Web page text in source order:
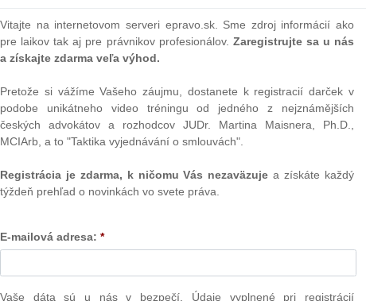
do Nemecka na stavebné
v rámci EU, je čoraz aktuálnejšou témou, ktorá
tomto článku sa venujeme špecifickej situácii –
práce do Nemecka. Pri tomto type vyslania
„všeobecných“ povinnostiach aj ďalšie, špecifické
pre oblasť stavebníctva.
PLz.
na
Vitajte na internetovom serveri epravo.sk. Sme zdroj informácií ako
pre laikov tak aj pre právnikov profesionálov. Zaregistrujte sa u nás
a získajte zdarma veľa výhod.
Pretože si vážíme Vašeho záujmu, dostanete k registracií darček v
podobe unikátneho video tréningu od jedného z nejznámějších
českých advokátov a rozhodcov JUDr. Martina Maisnera, Ph.D.,
MCIArb, a to "Taktika vyjednávání o smlouvách".
Registrácia je zdarma, k ničomu Vás nezaväzuje a získáte každý
týždeň prehľad o novinkách vo svete práva.
E-mailová adresa: *
Vaše dáta sú u nás v bezpečí. Údaje vyplnené pri registrácií